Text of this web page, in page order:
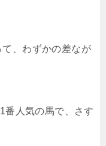
、わずかの差なが
番人気の馬で、さす